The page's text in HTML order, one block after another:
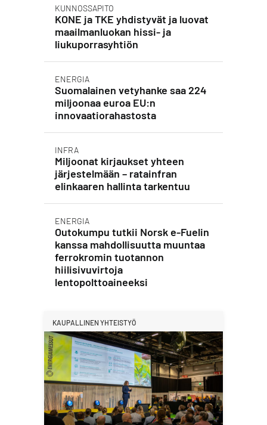
KUNNOSSAPITO
KONE ja TKE yhdistyvät ja luovat
maailmanluokan hissi- ja
liukuporrasyhtiön
ENERGIA
Suomalainen vetyhanke saa 224
miljoonaa euroa EU:n
innovaatiorahastosta
INFRA
Miljoonat kirjaukset yhteen
järjestelmään – ratainfran
elinkaaren hallinta tarkentuu
ENERGIA
Outokumpu tutkii Norsk e-Fuelin
kanssa mahdollisuutta muuntaa
ferrokromin tuotannon
hiilisivuvirtoja
lentopolttoaineeksi
KAUPALLINEN YHTEISTYÖ